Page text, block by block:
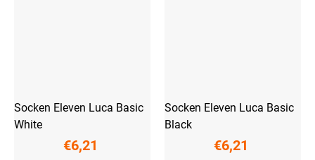
Socken Eleven Luca Basic
White
€6,21
Socken Eleven Luca Basic
Black
€6,21